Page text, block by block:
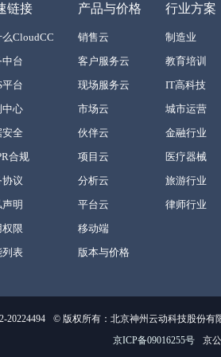
链接
么CloudCC
台
平台
中心
安全
合规
协议
明
权限
列表
产品与价格
销售云
客户服务云
现场服务云
市场云
伙伴云
项目云
分析云
平台云
移动端
版本与价格
行业方案
制造业
教育培训
IT高科技
城市运营
金融行业
医疗器械
旅游行业
律师行业
20224494 © 版权所有：北京神州云动科技股份有
京ICP备09016255号
京